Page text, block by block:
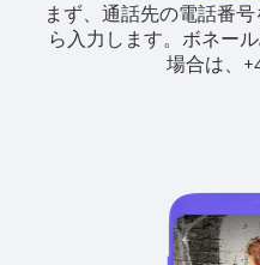
まず、通話先の電話番
ら入力します。 ボネー
場合は、 +